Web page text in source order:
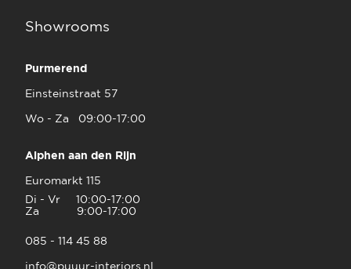
Showrooms
Purmerend
Einsteinstraat 57
Wo - Za 09:00-17:00
Alphen aan den Rijn
Euromarkt 115
Di - Vr 10:00-17:00
Za 9:00-17:00
085 - 114 45 88
info@puuur-interiors.nl